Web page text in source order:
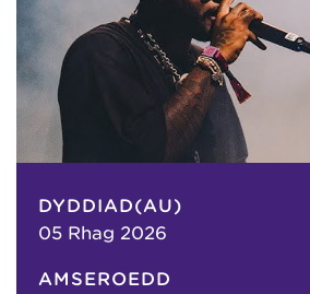
DYDDIAD(AU)
05 Rhag 2026
AMSEROEDD